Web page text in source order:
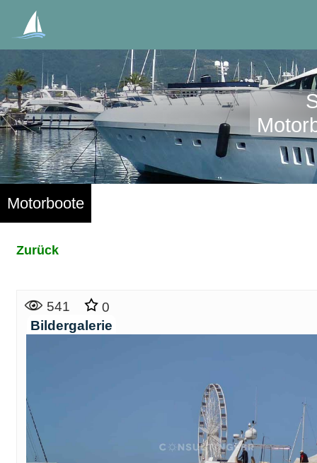
Motorboote
Zurück
541
0
Bildergalerie